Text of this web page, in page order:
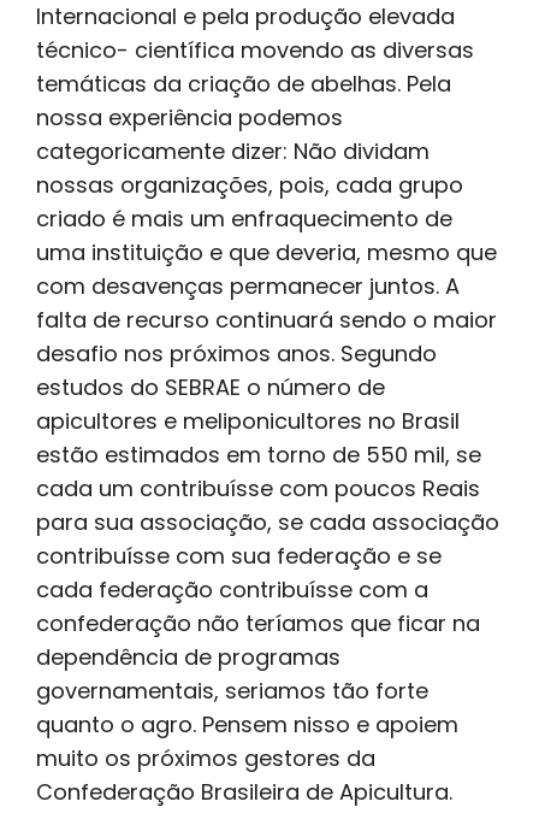
Internacional e pela produção elevada
técnico- científica movendo as diversas
temáticas da criação de abelhas. Pela
nossa experiência podemos
categoricamente dizer: Não dividam
nossas organizações, pois, cada grupo
criado é mais um enfraquecimento de
uma instituição e que deveria, mesmo que
com desavenças permanecer juntos. A
falta de recurso continuará sendo o maior
desafio nos próximos anos. Segundo
estudos do SEBRAE o número de
apicultores e meliponicultores no Brasil
estão estimados em torno de 550 mil, se
cada um contribuísse com poucos Reais
para sua associação, se cada associação
contribuísse com sua federação e se
cada federação contribuísse com a
confederação não teríamos que ficar na
dependência de programas
governamentais, seriamos tão forte
quanto o agro. Pensem nisso e apoiem
muito os próximos gestores da
Confederação Brasileira de Apicultura.